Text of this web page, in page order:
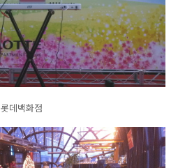
롯데백화점